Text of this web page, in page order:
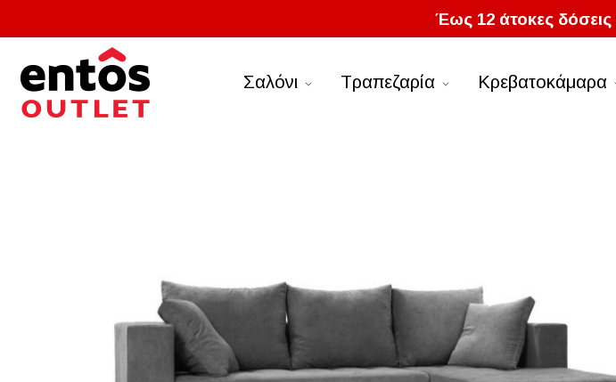
Έως 12 άτοκες δόσεις
Σαλόνι Τραπεζαρία Κρεβατοκάμαρα